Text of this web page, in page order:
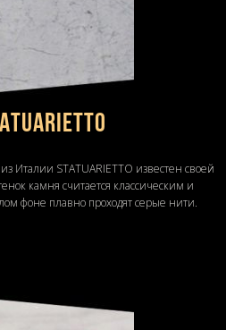
Италии STATUARIETTO известен своей
камня считается классическим и
фоне плавно проходят серые нити.